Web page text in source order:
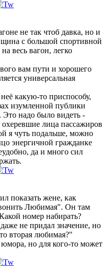
не так чтоб давка, но и
с большой спортивной
весь вагон, легко
вам пути и хорошего
универсальная
какую-то приспособу,
изумленной публики
Это надо было видеть -
лица пассажиров
я чуть подальше, можно
энергичной гражданке
да и много сил
показать жене, как
Любимая". Он там
номер набирать?
не придал значение, но
вторая любимая?"
но для кого-то может